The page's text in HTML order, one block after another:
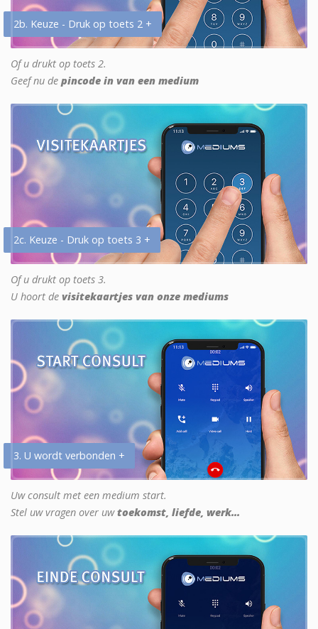
2b. Keuze - Druk op toets 2 +
Of u drukt op toets 2.
Geef nu de pincode in van een medium
2c. Keuze - Druk op toets 3 +
Of u drukt op toets 3.
U hoort de visitekaartjes van onze mediums
3. U wordt verbonden +
Uw consult met een medium start.
Stel uw vragen over uwtoekomst, liefde, werk...